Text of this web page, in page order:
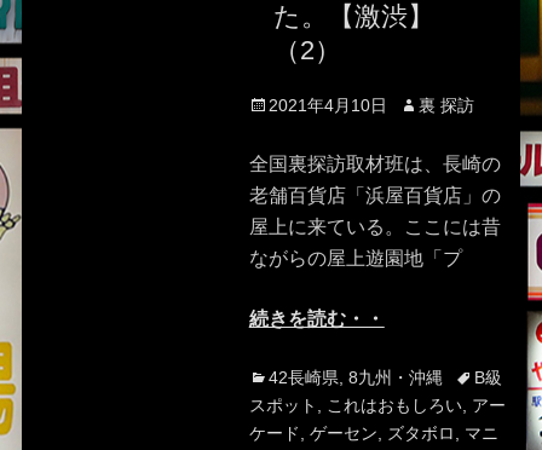
た。【激渋】
（2）
Posted
2021年4月10日 Author
裏 探訪
全国裏探訪取材班は、長崎の
老舗百貨店「浜屋百貨店」の
屋上に来ている。ここには昔
ながらの屋上遊園地「プ
続きを読む・・
Categories
42長崎県 8九州・沖縄 TagsB級
スポット
これはおもしろい, アー
ケード
ゲーセン ズタボロ
マニ